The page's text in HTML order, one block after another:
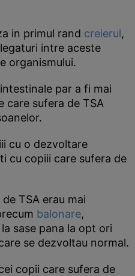
in primul rand creierul,
intre aceste
organismului.
par a fi mai
care sufera de TSA
cu o dezvoltare
cu copiii care sufera de
TSA erau mai
balonare,
sase pana la opt ori
se dezvoltau normal.
copii care sufera de